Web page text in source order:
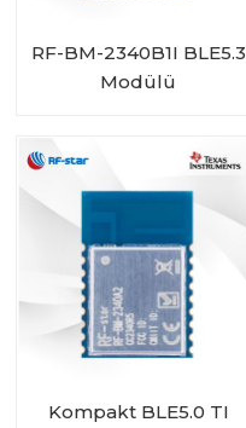
RF-BM-2340B1I BLE5.3
Modülü
Kompakt BLE5.0 TI